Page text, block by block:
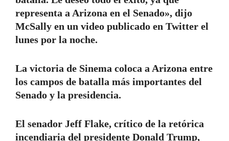
representa a Arizona en el Senado», dijo
McSally en un video publicado en Twitter el
lunes por la noche.
La victoria de Sinema coloca a Arizona entre
los campos de batalla más importantes del
Senado y la presidencia.
El senador Jeff Flake, crítico de la retórica
incendiaria del presidente Donald Trump,